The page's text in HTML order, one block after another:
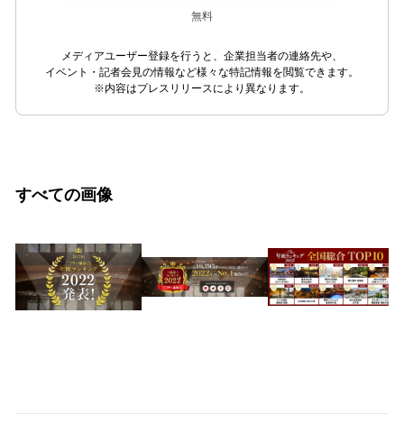
無料
メディアユーザー登録を行うと、企業担当者の連絡先や、
イベント・記者会見の情報など様々な特記情報を閲覧できます。
※内容はプレスリリースにより異なります。
すべての画像